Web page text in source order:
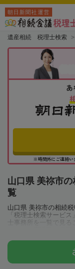
朝日新聞社運営
遺産相続 税理士検索
※時間外にご連絡い
山口県 美祢市
覧
山口県 美祢市の相続
「税理士検索サービ
士事務所を一覧で見
ことは一度近隣の税理